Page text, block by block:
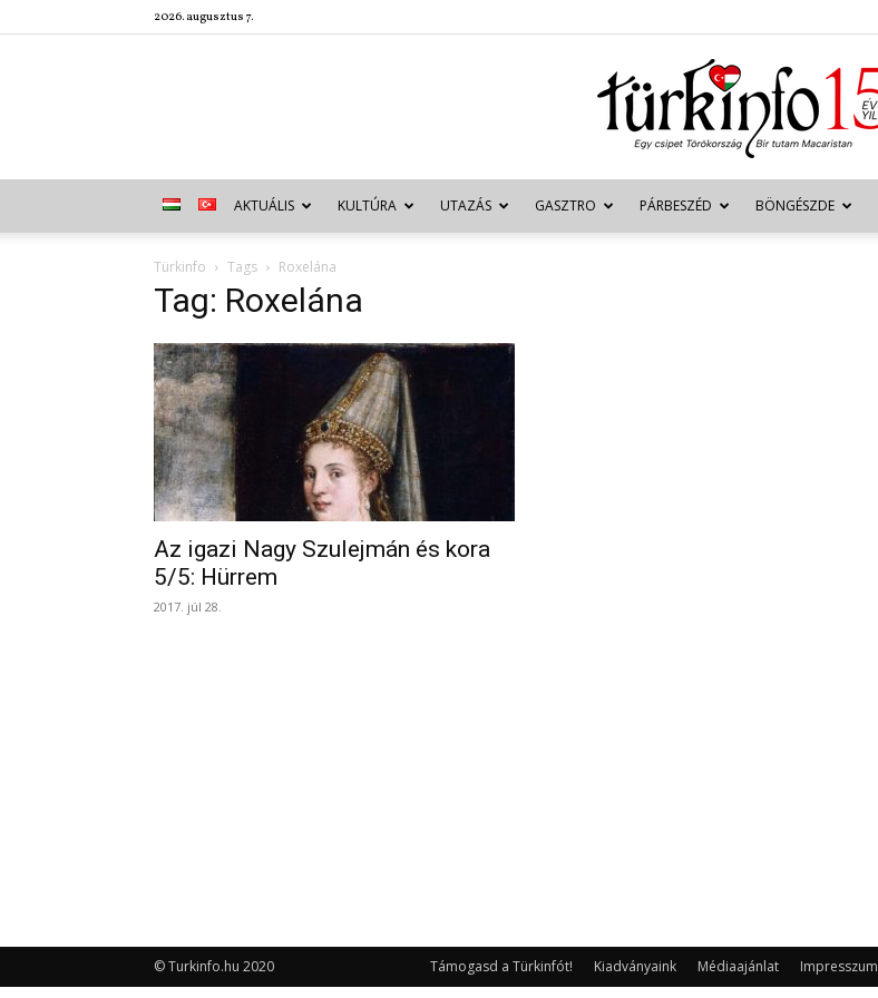
2026. augusztus 7.
Türkinfo
AKTUÁLIS KULTÚRA UTAZÁS GASZTRO PÁRBESZÉD BÖNGÉSZDE
Türkinfo Tags Roxelána
Tag: Roxelána
Az igazi Nagy Szulejmán és kora
5/5: Hürrem
2017. júl 28.
Támogasd a Türkinfót! Kiadványaink Médiaajánlat Impresszum
© Turkinfo.hu 2020